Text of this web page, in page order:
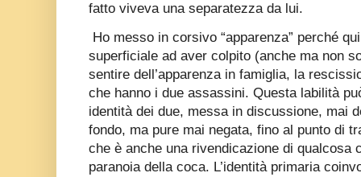
fatto viveva una separatezza da lui.
Ho messo in corsivo “apparenza” perché
superficiale ad aver colpito (anche ma non
sentire dell’apparenza in famiglia, la
che hanno i due assassini. Questa labilità
identità dei due, messa in discussione, mai
fondo, ma pure mai negata, fino al punto di
che è anche una rivendicazione di qualcosa
paranoia della coca. L’identità primaria